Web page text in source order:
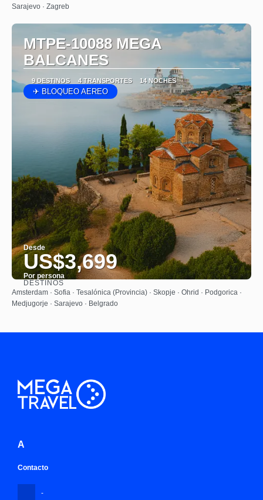
Sarajevo · Zagreb
MTPE-10088 MEGA
BALCANES
9 DESTINOS 4 TRANSPORTES 14 NOCHES
✈ BLOQUEO AEREO
Desde
US$3,699
Por persona
Ver
DESTINOS
Amsterdam · Sofia · Tesalónica (Provincia) · Skopje · Ohrid · Podgorica ·
Medjugorje · Sarajevo · Belgrado
A
Contacto
-